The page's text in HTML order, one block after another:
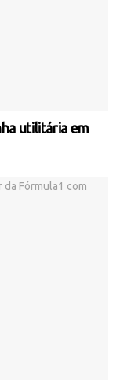
utilitária em